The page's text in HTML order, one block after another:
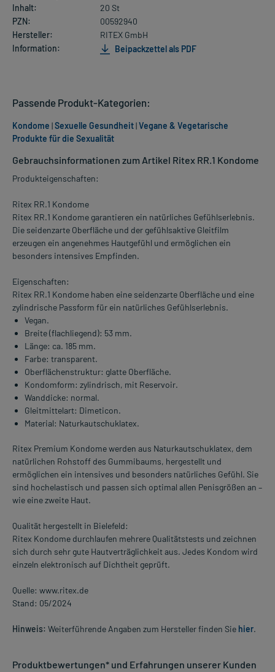
Inhalt:
20 St
PZN:
00592940
Hersteller:
RITEX GmbH
Information:
Beipackzettel als PDF
Gebrauchsinformationen zum Artikel Ritex RR.1 Kondome
Produkteigenschaften:
Ritex RR.1 Kondome
Ritex RR.1 Kondome garantieren ein natürliches Gefühlserlebnis.
Die seidenzarte Oberfläche und der gefühlsaktive Gleitfilm
erzeugen ein angenehmes Hautgefühl und ermöglichen ein
besonders intensives Empfinden.
Eigenschaften:
Ritex RR.1 Kondome haben eine seidenzarte Oberfläche und eine
zylindrische Passform für ein natürliches Gefühlserlebnis.
Vegan.
Breite (flachliegend): 53 mm.
Länge: ca. 185 mm.
Farbe: transparent.
Oberflächenstruktur: glatte Oberfläche.
Kondomform: zylindrisch, mit Reservoir.
Wanddicke: normal.
Gleitmittelart: Dimeticon.
Material: Naturkautschuklatex.
Ritex Premium Kondome werden aus Naturkautschuklatex, dem
natürlichen Rohstoff des Gummibaums, hergestellt und
ermöglichen ein intensives und besonders natürliches Gefühl. Sie
sind hochelastisch und passen sich optimal allen Penisgrößen an –
wie eine zweite Haut.
Qualität hergestellt in Bielefeld:
Ritex Kondome durchlaufen mehrere Qualitätstests und zeichnen
sich durch sehr gute Hautverträglichkeit aus. Jedes Kondom wird
einzeln elektronisch auf Dichtheit geprüft.
Quelle: www.ritex.de
Stand: 05/2024
Hinweis: Weiterführende Angaben zum Hersteller finden Sie hier.
Produktbewertungen* und Erfahrungen unserer Kunden
Passende Produkt-Kategorien:
Kondome |Sexuelle Gesundheit|Vegane & Vegetarische
Produkte für die Sexualität